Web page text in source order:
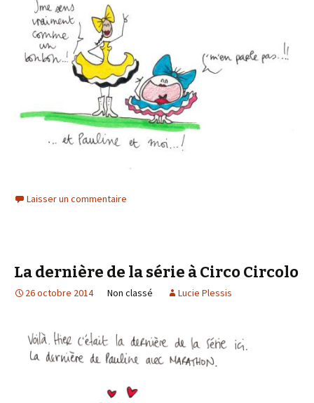
Laisser un commentaire
La dernière de la série à Circo Circolo
26 octobre 2014 Non classé Lucie Plessis